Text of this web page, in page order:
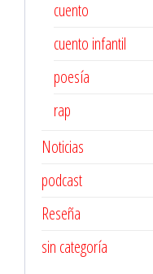
cuento
cuento infantil
poesía
rap
Noticias
podcast
Reseña
sin categoría